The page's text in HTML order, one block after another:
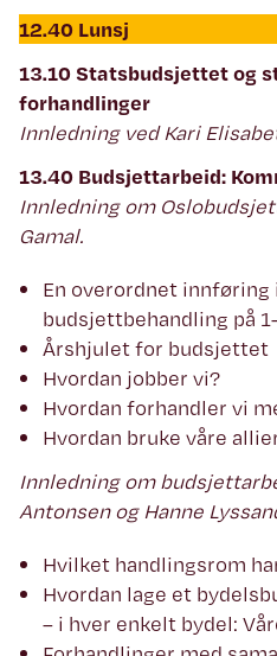
12.40 Lunsj
13.10 Statsbudsjettet og
forhandlinger
Innledning ved Kari
13.40 Budsjettarbeid:
Innledning om
Gamal.
En overordnet
budsjettbehandling på
Årshjulet for budsjettet
Hvordan jobber vi?
Hvordan forhandler vi
Hvordan bruke våre
Innledning om
Antonsen og Hanne
Hvilket handlingsrom
Hvordan lage et
– i hver enkelt bydel: